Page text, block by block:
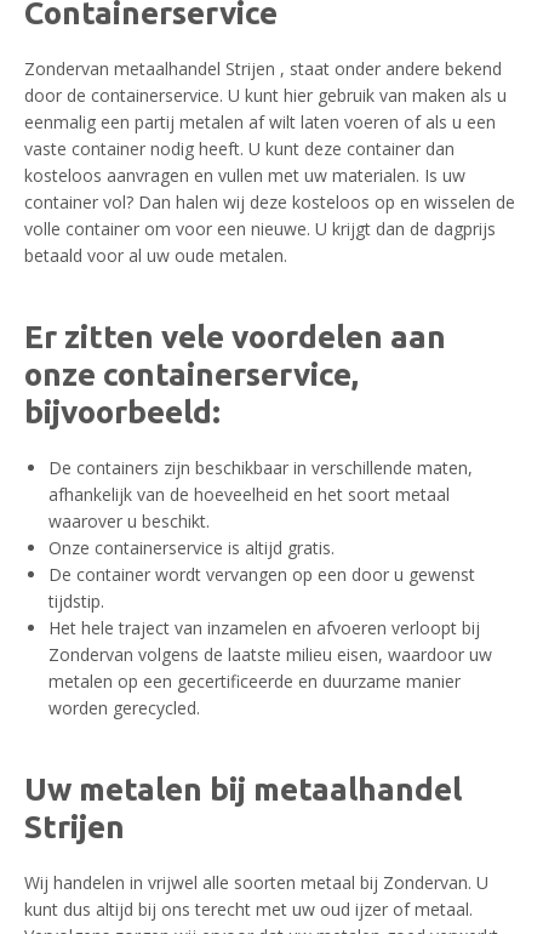
Containerservice
Zondervan metaalhandel Strijen , staat onder andere bekend
door de containerservice. U kunt hier gebruik van maken als u
eenmalig een partij metalen af wilt laten voeren of als u een
vaste container nodig heeft. U kunt deze container dan
kosteloos aanvragen en vullen met uw materialen. Is uw
container vol? Dan halen wij deze kosteloos op en wisselen de
volle container om voor een nieuwe. U krijgt dan de dagprijs
betaald voor al uw oude metalen.
Er zitten vele voordelen aan
onze containerservice,
bijvoorbeeld:
De containers zijn beschikbaar in verschillende maten,
afhankelijk van de hoeveelheid en het soort metaal
waarover u beschikt.
Onze containerservice is altijd gratis.
De container wordt vervangen op een door u gewenst
tijdstip.
Het hele traject van inzamelen en afvoeren verloopt bij
Zondervan volgens de laatste milieu eisen, waardoor uw
metalen op een gecertificeerde en duurzame manier
worden gerecycled.
Uw metalen bij metaalhandel
Strijen
Wij handelen in vrijwel alle soorten metaal bij Zondervan. U
kunt dus altijd bij ons terecht met uw oud ijzer of metaal.